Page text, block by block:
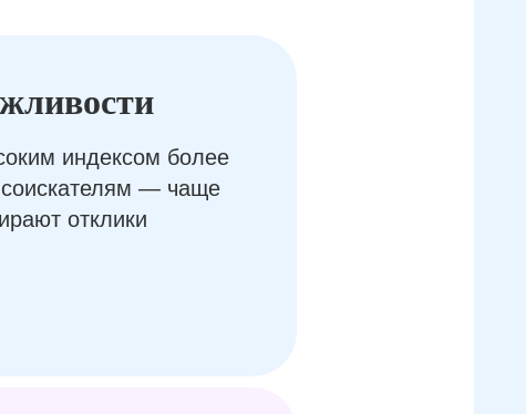
индексом более
— чаще
отклики